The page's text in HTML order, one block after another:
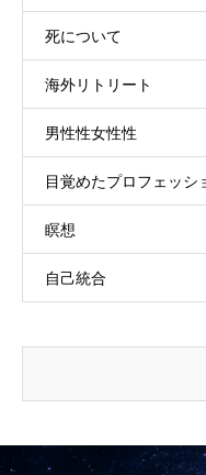
死について
海外リトリート
男性性女性性
目覚めたプロフェッ
瞑想
自己統合